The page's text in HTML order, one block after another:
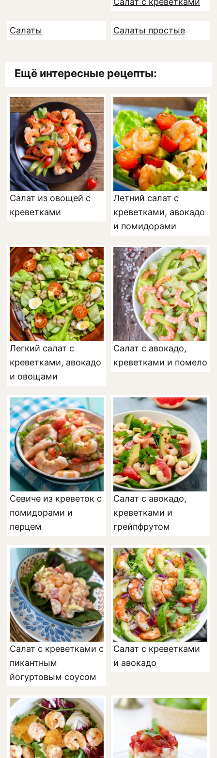
Салаты Салаты простые
Ещё интересные рецепты:
Салат из овощей с
креветками
Летний салат с
креветками, авокадо
и помидорами
Легкий салат с
креветками, авокадо
и овощами
Салат с авокадо,
креветками и помело
Севиче из креветок с
помидорами и
перцем
Салат с авокадо,
креветками и
грейпфрутом
Салат с креветками с
пикантным
йогуртовым соусом
Салат с креветками
и авокадо